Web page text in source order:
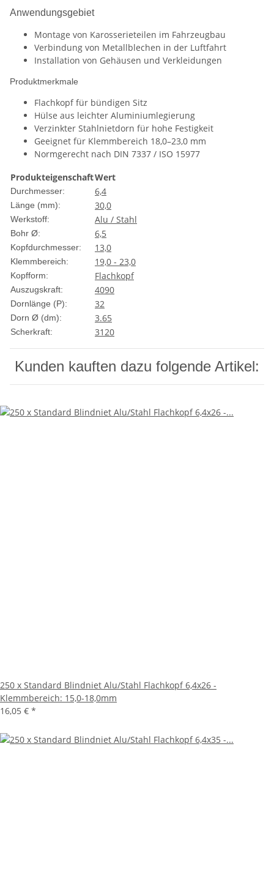
Anwendungsgebiet
Montage von Karosserieteilen im Fahrzeugbau
Verbindung von Metallblechen in der Luftfahrt
Installation von Gehäusen und Verkleidungen
Produktmerkmale
Flachkopf für bündigen Sitz
Hülse aus leichter Aluminiumlegierung
Verzinkter Stahlnietdorn für hohe Festigkeit
Geeignet für Klemmbereich 18,0–23,0 mm
Normgerecht nach DIN 7337 / ISO 15977
ProdukteigenschaftWert
Durchmesser: 6,4
Länge (mm): 30,0
Werkstoff: Alu / Stahl
Bohr Ø: 6,5
Kopfdurchmesser: 13,0
Klemmbereich: 19,0 - 23,0
Kopfform: Flachkopf
Auszugskraft: 4090
Dornlänge (P): 32
Dorn Ø (dm): 3.65
Scherkraft: 3120
Kunden kauften dazu folgende Artikel:
250 x Standard Blindniet Alu/Stahl Flachkopf 6,4x26 -
Klemmbereich: 15,0-18,0mm
16,05 € *